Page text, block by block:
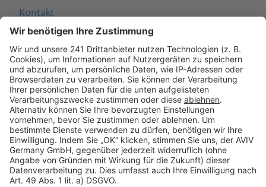
Kontakt
Seitenaufbau
Barrierefreiheit
Cookie Einstellungen
Rechtliches
AGB-Übersicht
Datenschutz
Impressum